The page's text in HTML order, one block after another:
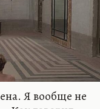
Я вообще не